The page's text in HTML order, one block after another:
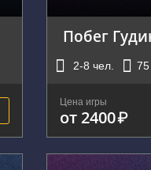
Побег
2-8 чел. 75
Цена игры
от 2400₽